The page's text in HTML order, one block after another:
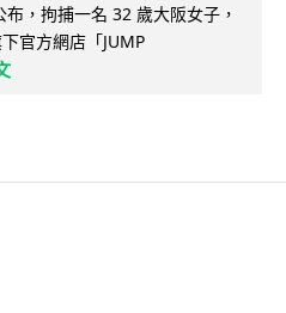
，拘捕一名 32 歲大阪女子，
官方網店「JUMP